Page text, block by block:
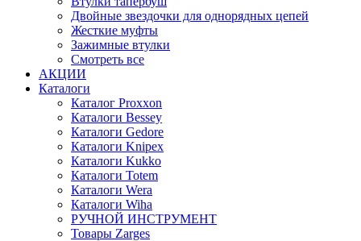
Двойные звездочки для однорядных цепей
Жесткие муфты
Зажимные втулки
Смотреть все
АКЦИИ
Каталоги
Каталог Proxxon
Каталоги Bessey
Каталоги Gedore
Каталоги Knipex
Каталоги Kukko
Каталоги Totem
Каталоги Wera
Каталоги Wiha
РУЧНОЙ ИНСТРУМЕНТ
Товары Zarges